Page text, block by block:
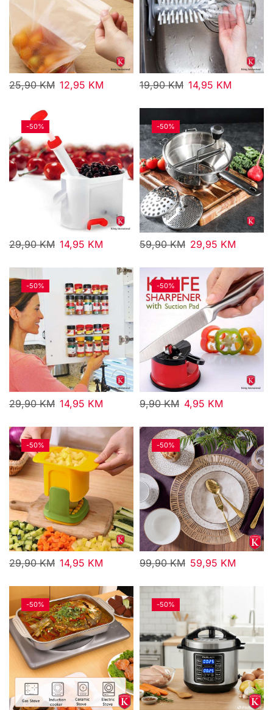
25,90KM 12,95 KM 19,90KM 14,95 KM
-50%
29,90KM 14,95 KM
-50%
59,90KM 29,95 KM
-50%
29,90KM 14,95 KM
-50%
9,90KM 4,95 KM
-50%
29,90KM 14,95 KM
-50%
99,90KM 59,95 KM
-50% -50%